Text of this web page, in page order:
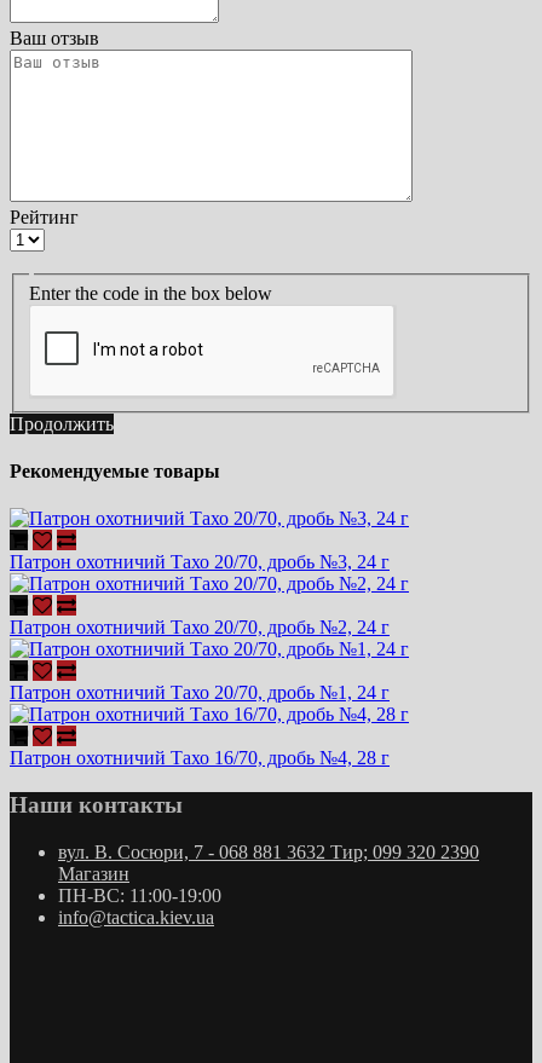
Ваш отзыв
Рейтинг
Enter the code in the box below
Продолжить
Рекомендуемые товары
Патрон охотничий Тахо 20/70, дробь №3, 24 г
Патрон охотничий Тахо 20/70, дробь №2, 24 г
Патрон охотничий Тахо 20/70, дробь №1, 24 г
Патрон охотничий Тахо 16/70, дробь №4, 28 г
Наши контакты
вул. В. Сосюри, 7 - 068 881 3632 Тир; 099 320 2390
Магазин
ПН-ВС: 11:00-19:00
info@tactica.kiev.ua